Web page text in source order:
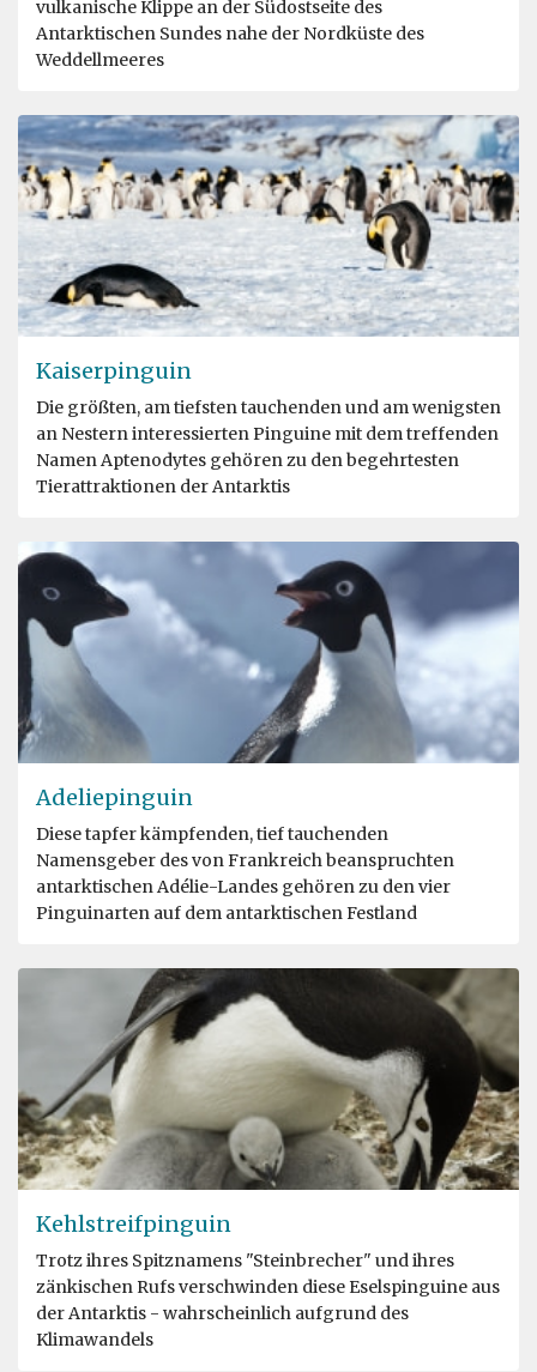
vulkanische Klippe an der Südostseite des
Antarktischen Sundes nahe der Nordküste des
Weddellmeeres
Kaiserpinguin
Die größten, am tiefsten tauchenden und am wenigsten
an Nestern interessierten Pinguine mit dem treffenden
Namen Aptenodytes gehören zu den begehrtesten
Tierattraktionen der Antarktis
Adeliepinguin
Diese tapfer kämpfenden, tief tauchenden
Namensgeber des von Frankreich beanspruchten
antarktischen Adélie-Landes gehören zu den vier
Pinguinarten auf dem antarktischen Festland
Kehlstreifpinguin
Trotz ihres Spitznamens "Steinbrecher" und ihres
zänkischen Rufs verschwinden diese Eselspinguine aus
der Antarktis - wahrscheinlich aufgrund des
Klimawandels